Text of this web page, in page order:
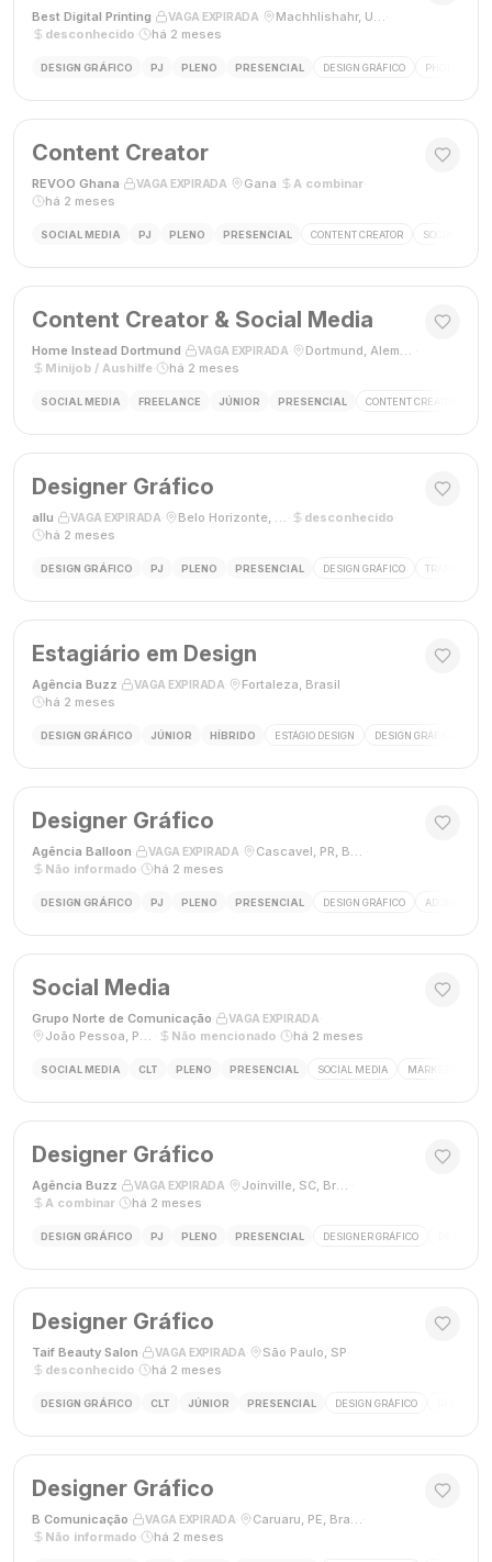
Best Digital Printing VAGA EXPIRADA Machhlishahr, Uttar Pradesh, Índia
desconhecido
há 2 meses
DESIGN GRÁFICO PJ PLENO PRESENCIAL DESIGN GRÁFICO PHOTOSHOP
Content Creator
REVOO Ghana VAGA EXPIRADA Gana A combinar·
há 2 meses
SOCIAL MEDIA PJ PLENO PRESENCIAL CONTENT CREATOR SOCIAL MEDIA
Content Creator & Social Media
Home Instead Dortmund VAGA EXPIRADA Dortmund, Alemanha
Minijob / Aushilfe
há 2 meses
SOCIAL MEDIA FREELANCE JÚNIOR PRESENCIAL CONTENT CREATOR
Designer Gráfico
allu VAGA EXPIRADA Belo Horizonte, MG, Brasil desconhecido
há 2 meses
DESIGN GRÁFICO PJ PLENO PRESENCIAL DESIGN GRÁFICO TRÁFEGO
Estagiário em Design
Agência Buzz VAGA EXPIRADA Fortaleza, Brasil
há 2 meses
DESIGN GRÁFICO JÚNIOR HÍBRIDO ESTÁGIO DESIGN DESIGN GRÁFICO
Designer Gráfico
Agência Balloon VAGA EXPIRADA Cascavel, PR, Brasil
Não informado
há 2 meses
DESIGN GRÁFICO PJ PLENO PRESENCIAL DESIGN GRÁFICO ADOBE
Social Media
Grupo Norte de Comunicação VAGA EXPIRADA
João Pessoa, Paraíba, Brasil
Não mencionado há 2 meses
SOCIAL MEDIA CLT PLENO PRESENCIAL SOCIAL MEDIA MARKETING
Designer Gráfico
Agência Buzz VAGA EXPIRADA Joinville, SC, Brasil
A combinar
há 2 meses
DESIGN GRÁFICO PJ PLENO PRESENCIAL DESIGNER GRÁFICO
Designer Gráfico
Taif Beauty Salon VAGA EXPIRADA São Paulo, SP
desconhecido
há 2 meses
DESIGN GRÁFICO CLT JÚNIOR PRESENCIAL DESIGN GRÁFICO
Designer Gráfico
B Comunicação VAGA EXPIRADA Caruaru, PE, Brasil
Não informado
há 2 meses